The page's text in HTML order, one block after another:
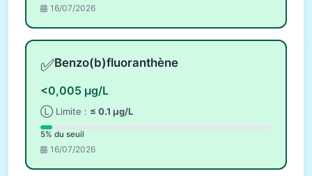
16/07/2026
✅Benzo(b)fluoranthène
<0,005 µg/L
Ⓛ Limite : ≤ 0.1 µg/L
5% du seuil
16/07/2026